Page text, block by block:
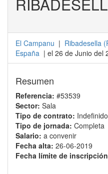
El Campanu | Ribadesella (
España | el 26 de Junio del
Resumen
Referencia: #53539
Sector: Sala
Tipo de contrato: Indefinido
Tipo de jornada: Completa
Salario: a convenir
Fecha alta: 26-06-2019
Fecha límite de